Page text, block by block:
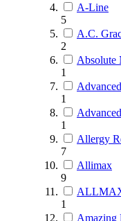
A-Line
5
A.C.
2
Absolute
1
1
1
Allergy
7
Allimax
9
1
Amazing